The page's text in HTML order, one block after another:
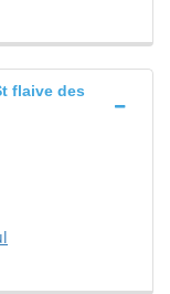
flaive des